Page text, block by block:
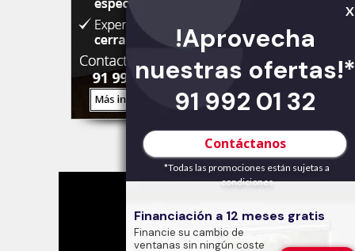
Ver Spot TV
!Aprovecha
nuestras ofertas!*
91 992 01 32
X
Contáctanos
*Todas las promociones están sujetas a
condiciones
Financiación a 12 meses gratis
Financie su cambio de
ventanas sin ningún coste